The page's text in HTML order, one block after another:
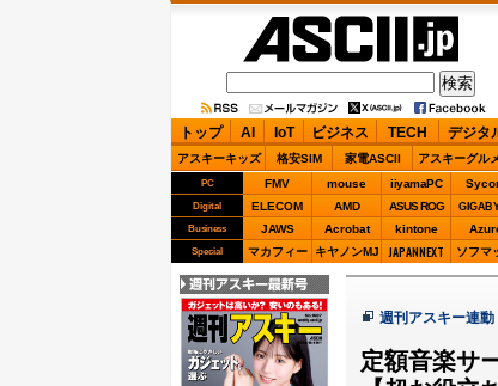
ASCII.jp
トップ AI IoT ビジネス TECH デジタ
アスキーキッズ 格安SIM 家電ASCII アスキーグル
PC FMV mouse iiyamaPC
Digital ELECOM AMD ASUS ROG
Business JAWS Acrobat kintone
Special マカフィー キヤノンMJ JAPANNEXT ソフマ
週刊アスキー連
定額音楽サ
週刊アスキー最新
号